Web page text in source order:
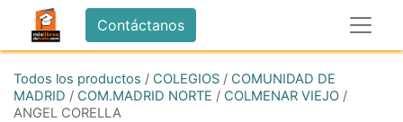
Contáctanos
Todos los productos / COLEGIOS / COMUNIDAD DE
MADRID / COM.MADRID NORTE / COLMENAR VIEJO /
ANGEL CORELLA